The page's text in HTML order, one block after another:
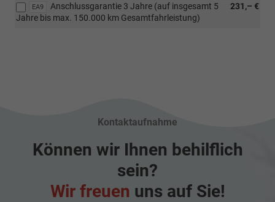
EA9 231,– €
Anschlussgarantie 3 Jahre (auf insgesamt 5
Jahre bis max. 150.000 km Gesamtfahrleistung)
Kontaktaufnahme
Können wir Ihnen behilflich
sein?
Wir freuen uns auf Sie!